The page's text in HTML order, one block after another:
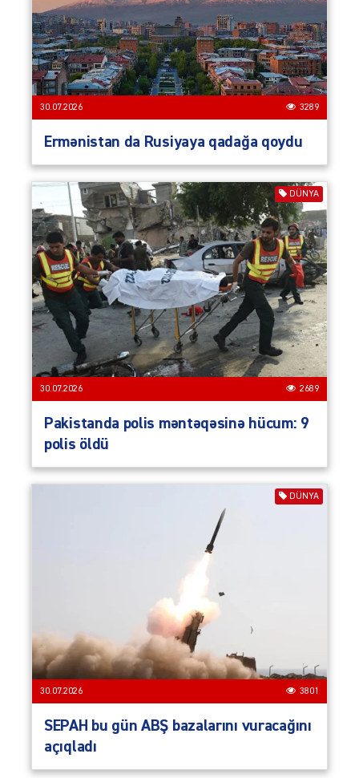
30.07.2026 3289
Ermənistan da Rusiyaya qadağa qoydu
DÜNYA
30.07.2026 2689
Pakistanda polis məntəqəsinə hücum: 9
polis öldü
DÜNYA
30.07.2026 3801
SEPAH bu gün ABŞ bazalarını vuracağını
açıqladı